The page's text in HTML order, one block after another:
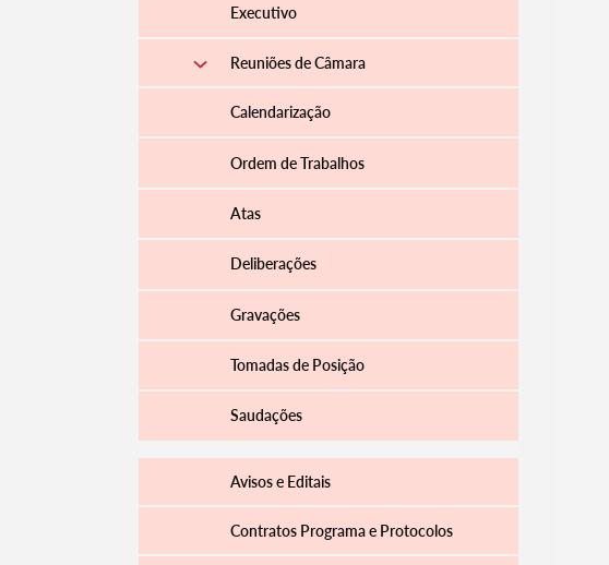
Executivo
Reuniões de Câmara
Calendarização
Ordem de Trabalhos
Atas
Deliberações
Gravações
Tomadas de Posição
Saudações
Avisos e Editais
Contratos Programa e Protocolos